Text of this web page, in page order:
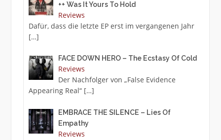
++ Was It Yours To Hold
Reviews
Dafür, dass die letzte EP erst im vergangenen Jahr
[…]
FACE DOWN HERO – The Ecstasy Of Cold
Reviews
Der Nachfolger von „False Evidence
Appearing Real“ […]
EMBRACE THE SILENCE – Lies Of
Empathy
Reviews